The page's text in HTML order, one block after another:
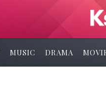
MUSIC DRAMA